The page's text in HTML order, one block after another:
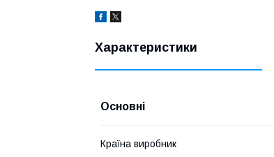
Характеристики
Основні
Країна виробник